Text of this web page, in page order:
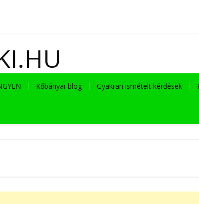
Kőbányai-blog Gyakran ismételt kérdések